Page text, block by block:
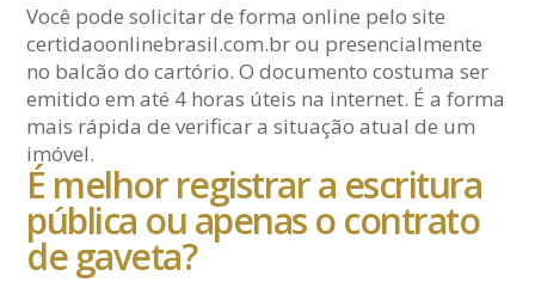
Você pode solicitar de forma online pelo site
certidaoonlinebrasil.com.br ou presencialmente
no balcão do cartório. O documento costuma ser
emitido em até 4 horas úteis na internet. É a forma
mais rápida de verificar a situação atual de um
imóvel.
É melhor registrar a escritura
pública ou apenas o contrato
de gaveta?